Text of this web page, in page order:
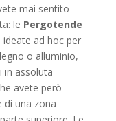
mai sentito
le Pergotende
ad hoc per
o alluminio,
in assoluta
avete però
di una zona